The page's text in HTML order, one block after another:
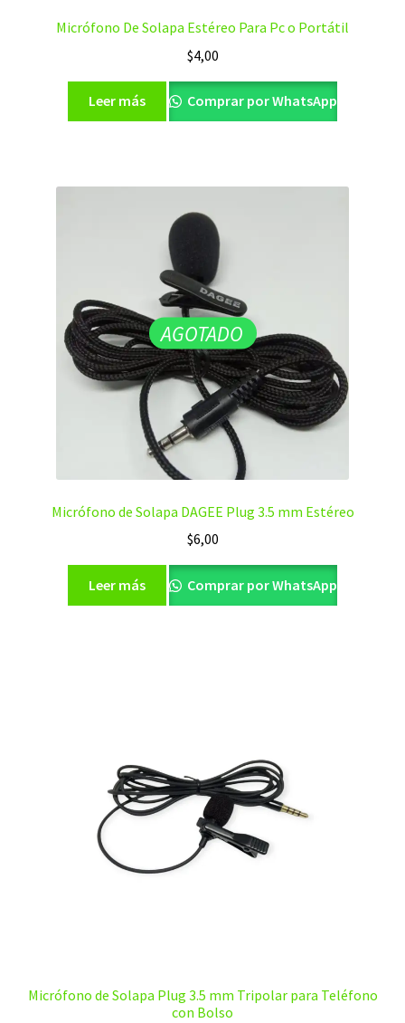
Micrófono De Solapa Estéreo Para Pc o Portátil
$4,00
Leer más Comprar por WhatsApp
AGOTADO
Micrófono de Solapa DAGEE Plug 3.5 mm Estéreo
$6,00
Leer más Comprar por WhatsApp
Micrófono de Solapa Plug 3.5 mm Tripolar para Teléfono
con Bolso